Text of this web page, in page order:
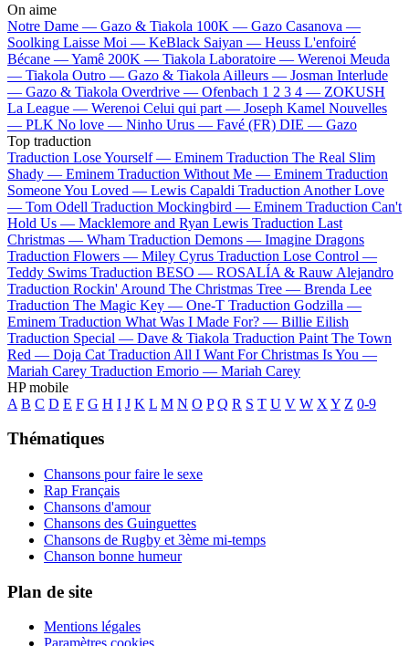
On aime
Notre Dame — Gazo & Tiakola 100K — Gazo Casanova —
Soolking Laisse Moi — KeBlack Saiyan — Heuss L'enfoiré
Bécane —Yamê 200K — Tiakola Laboratoire — Werenoi Meuda
— Tiakola Outro — Gazo & Tiakola Ailleurs — Josman Interlude
— Gazo & Tiakola Overdrive — Ofenbach 1 2 3 4 — ZOKUSH
La League — Werenoi Celui qui part — Joseph Kamel Nouvelles
— PLK No love — Ninho Urus — Favé (FR) DIE — Gazo
Top traduction
Traduction Lose Yourself — Eminem Traduction The Real Slim
Shady — Eminem Traduction Without Me — Eminem Traduction
Someone You Loved — Lewis Capaldi Traduction Another Love
— Tom Odell Traduction Mockingbird — Eminem Traduction Can't
Hold Us — Macklemore and Ryan Lewis Traduction Last
Christmas — Wham Traduction Demons — Imagine Dragons
Traduction Flowers — Miley Cyrus Traduction Lose Control —
Teddy Swims Traduction BESO — ROSALÍA & Rauw Alejandro
Traduction Rockin' Around The Christmas Tree — Brenda Lee
Traduction The Magic Key — One-T Traduction Godzilla —
Eminem Traduction What Was I Made For? — Billie Eilish
Traduction Special — Dave & Tiakola Traduction Paint The Town
Red — Doja Cat Traduction All I Want For Christmas Is You —
Mariah Carey Traduction Emorio — Mariah Carey
HP mobile
A B C D E F G H I J K L M N O P Q R S T U V W X Y Z 0-9
Thématiques
Chansons pour faire le sexe
Rap Français
Chansons d'amour
Chansons des Guinguettes
Chansons de Rugby et 3ème mi-temps
Chanson bonne humeur
Plan de site
Mentions légales